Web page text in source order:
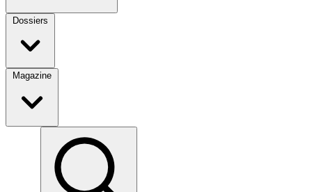
Dossiers
Magazine